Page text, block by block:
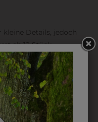
Details, jedoch
ab 12 Stück